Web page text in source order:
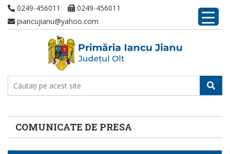
0249-456011
0249-456011
piancujianu@yahoo.com
COMUNICATE DE PRESA